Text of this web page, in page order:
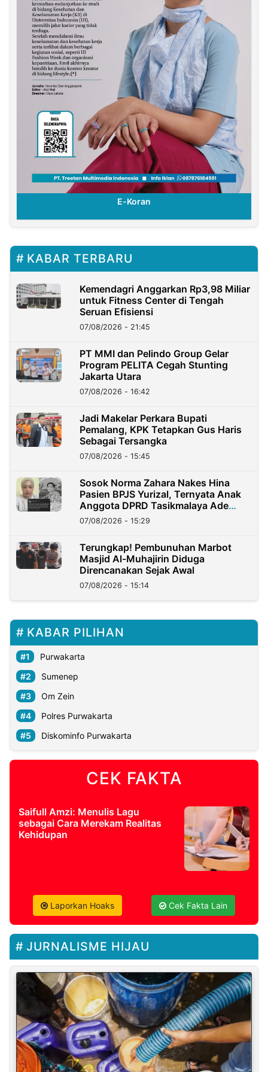
E-Koran
KABAR TERBARU
Kemendagri Anggarkan Rp3,98 Miliar
untuk Fitness Center di Tengah
Seruan Efisiensi
07/08/2026 - 21:45
PT MMI dan Pelindo Group Gelar
Program PELITA Cegah Stunting
Jakarta Utara
07/08/2026 - 16:42
Jadi Makelar Perkara Bupati
Pemalang, KPK Tetapkan Gus Haris
Sebagai Tersangka
07/08/2026 - 15:45
Sosok Norma Zahara Nakes Hina
Pasien BPJS Yurizal, Ternyata Anak
Anggota DPRD Tasikmalaya Ade
Lukman
07/08/2026 - 15:29
Terungkap! Pembunuhan Marbot
Masjid Al-Muhajirin Diduga
Direncanakan Sejak Awal
07/08/2026 - 15:14
KABAR PILIHAN
Purwakarta
Sumenep
Om Zein
Polres Purwakarta
Diskominfo Purwakarta
CEK FAKTA
Saifull Amzi: Menulis Lagu
sebagai Cara Merekam Realitas
Kehidupan
Laporkan Hoaks Cek Fakta Lain
JURNALISME HIJAU